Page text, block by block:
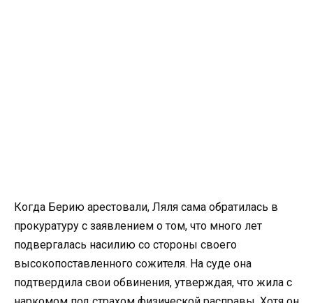
Когда Берию арестовали, Ляля сама обратилась в
прокуратуру с заявлением о том, что много лет
подвергалась насилию со стороны своего
высокопоставленного сожителя. На суде она
подтвердила свои обвинения, утверждая, что жила с